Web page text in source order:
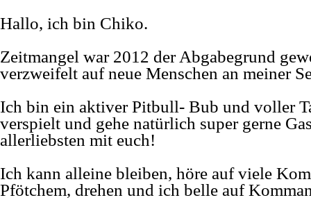
Hallo, ich bin Chiko.
Zeitmangel war 2012 der Abgabegrund
verzweifelt auf neue Menschen an meiner
Ich bin ein aktiver Pitbull- Bub und voller
verspielt und gehe natürlich super gerne
allerliebsten mit euch!
Ich kann alleine bleiben, höre auf viele
Pfötchem, drehen und ich belle auf